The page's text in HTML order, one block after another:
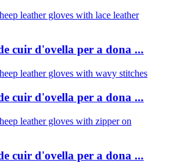
cuir d'ovella per a dona ...
cuir d'ovella per a dona ...
cuir d'ovella per a dona ...